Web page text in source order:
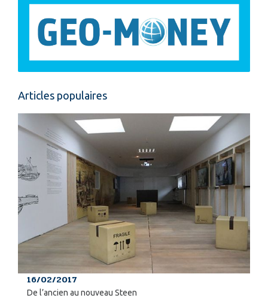
Articles populaires
16/02/2017
De l’ancien au nouveau Steen